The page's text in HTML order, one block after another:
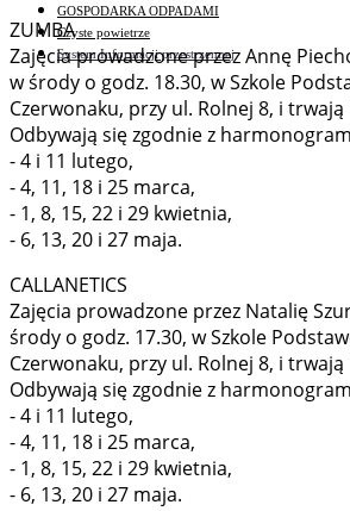
GOSPODARKA ODPADAMI
Czyste powietrze
System Informacji przestrzennej
ZUMBA
Zajęcia prowadzone przez Annę
w środy o godz. 18.30, w Szkole
Czerwonaku, przy ul. Rolnej 8, i trwają
Odbywają się zgodnie z
- 4 i 11 lutego,
- 4, 11, 18 i 25 marca,
- 1, 8, 15, 22 i 29 kwietnia,
- 6, 13, 20 i 27 maja.
CALLANETICS
Zajęcia prowadzone przez Natalię
środy o godz. 17.30, w Szkole
Czerwonaku, przy ul. Rolnej 8, i trwają
Odbywają się zgodnie z
- 4 i 11 lutego,
- 4, 11, 18 i 25 marca,
- 1, 8, 15, 22 i 29 kwietnia,
- 6, 13, 20 i 27 maja.